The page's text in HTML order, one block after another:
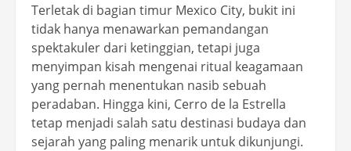
Terletak di bagian timur Mexico City, bukit ini
tidak hanya menawarkan pemandangan
spektakuler dari ketinggian, tetapi juga
menyimpan kisah mengenai ritual keagamaan
yang pernah menentukan nasib sebuah
peradaban. Hingga kini, Cerro de la Estrella
tetap menjadi salah satu destinasi budaya dan
sejarah yang paling menarik untuk dikunjungi.